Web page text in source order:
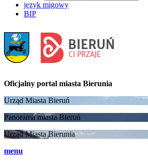
język migowy
BIP
Oficjalny portal miasta Bierunia
Urząd Miasta Bieruń
Panorama miasta Bieruń
Urząd Miasta Bierunia
menu